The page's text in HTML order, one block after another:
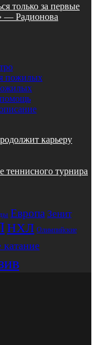
только за первые
— Радионова
пожилых
карьеру
теннисного турнира
Европа Зенит
НХЛ Олимпийские